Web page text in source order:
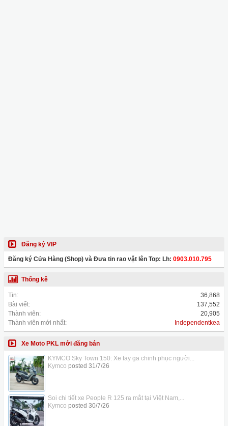
Đăng ký VIP
Đăng ký Cửa Hàng (Shop) và Đưa tin rao vặt lên Top: Lh: 0903.010.795
Thống kê
Tin:
36,868
Bài viết:
137,552
Thành viên:
20,905
Thành viên mới nhất:
Independentkea
Xe Moto PKL mới đăng bán
KYMCO Sky Town 150: Xe tay ga chinh phục người...
Kymco posted 31/7/26
Soi chi tiết xe People R 125 ra mắt tại Việt Nam,...
Kymco posted 30/7/26